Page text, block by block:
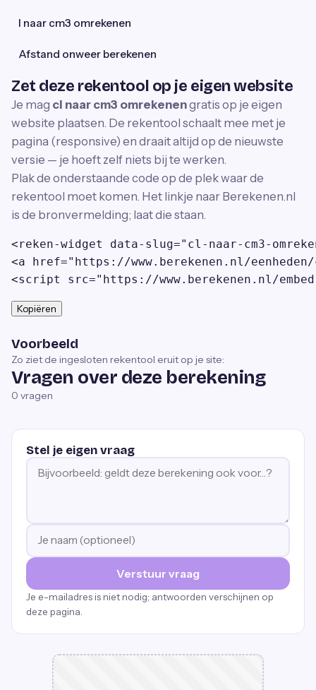
l naar cm3 omrekenen
Afstand onweer berekenen
Zet deze rekentool op je eigen website
Je mag cl naar cm3 omrekenengratis op je eigen
website plaatsen. De rekentool schaalt mee met je
pagina (responsive) en draait altijd op de nieuwste
versie — je hoeft zelf niets bij te werken.
Plak de onderstaande code op de plek waar de
rekentool moet komen. Het linkje naar Berekenen.nl
is de bronvermelding; laat die staan.
<reken-widget data-slug="cl-naar-cm3-
<a href="https://www.berekenen.nl/
<script src="https://www.berekenen.nl/
Kopiëren
Voorbeeld
Zo ziet de ingesloten rekentool eruit op je site:
Vragen over deze berekening
0 vragen
Stel je eigen vraag
Verstuur vraag
Je e-mailadres is niet nodig; antwoorden verschijnen op
deze pagina.